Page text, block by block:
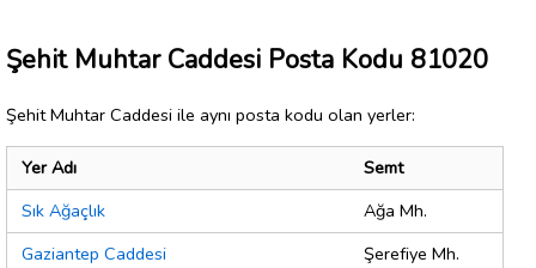
Şehit Muhtar Caddesi Posta Kodu 81020
Şehit Muhtar Caddesi ile aynı posta kodu olan yerler:
Yer Adı
Semt
Sık Ağaçlık
Ağa Mh.
Gaziantep Caddesi
Şerefiye Mh.